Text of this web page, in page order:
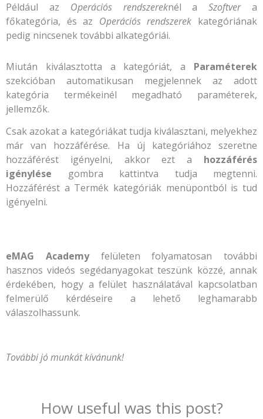
Például az Operációs rendszereknél aSzoftvera
főkategória, és az Operációs rendszerek kategóriának
pedig nincsenek további alkategóriái.
Miután kiválasztotta a kategóriát, a Paraméterek
szekcióban automatikusan megjelennek az adott
kategória termékeinél megadható paraméterek,
jellemzők.
Csak azokat a kategóriákat tudja kiválasztani, melyekhez
már van hozzáférése. Ha új kategóriához szeretne
hozzáférést igényelni, akkor ezt a hozzáférés
igénylése gombra kattintva tudja megtenni.
Hozzáférést a Termék kategóriák menüpontból is tud
igényelni.
eMAG Academyfelületen folyamatosan további
hasznos videós segédanyagokat teszünk közzé, annak
érdekében, hogy a felület használatával kapcsolatban
felmerülő kérdéseire a lehető leghamarabb
válaszolhassunk.
További jó munkát kívánunk!
How useful was this post?